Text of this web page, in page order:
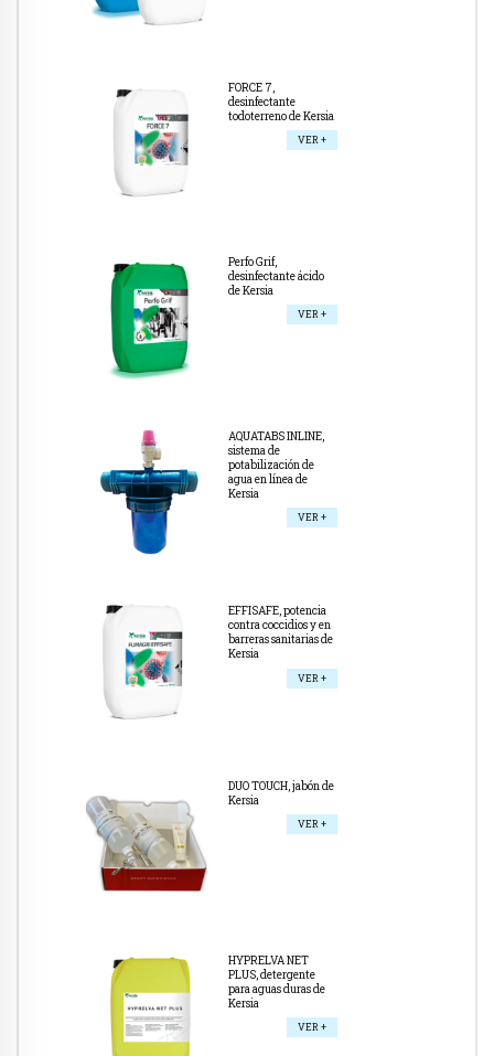
FORCE 7,
desinfectante
todoterreno de Kersia
VER +
Perfo Grif,
desinfectante ácido
de Kersia
VER +
AQUATABS INLINE,
sistema de
potabilización de
agua en línea de
Kersia
VER +
EFFISAFE, potencia
contra coccidios y en
barreras sanitarias de
Kersia
VER +
DUO TOUCH, jabón de
Kersia
VER +
HYPRELVA NET
PLUS, detergente
para aguas duras de
Kersia
VER +